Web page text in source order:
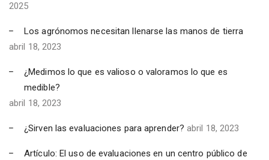
2025
Los agrónomos necesitan llenarse las manos de tierra
abril 18, 2023
¿Medimos lo que es valioso o valoramos lo que es
medible?
abril 18, 2023
¿Sirven las evaluaciones para aprender? abril 18, 2023
Artículo: El uso de evaluaciones en un centro público de